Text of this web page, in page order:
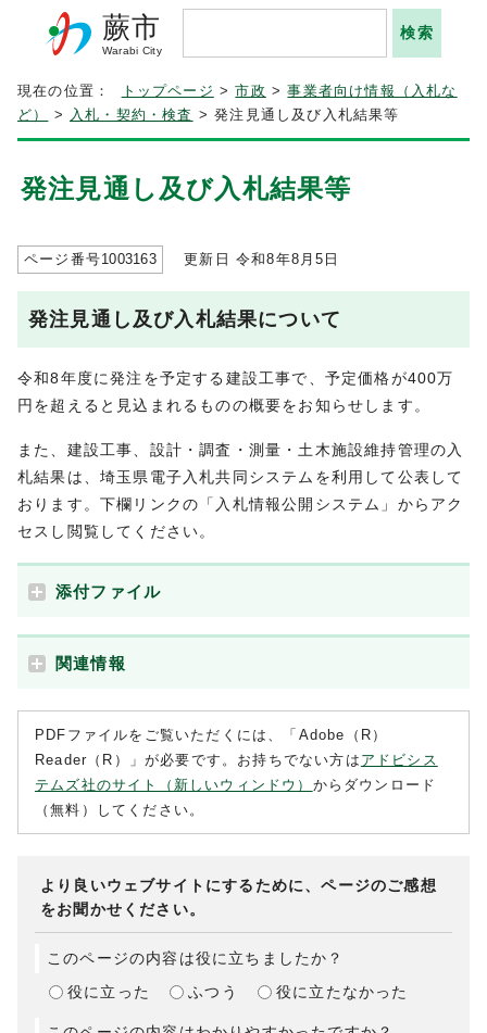
蕨市
Warabi City
現在の位置： トップページ >市政 >事業者向け情報（入札な
ど）
> 入札・契約・検査 > 発注見通し及び入札結果等
発注見通し及び入札結果等
ページ番号1003163 更新日 令和8年8月5日
発注見通し及び入札結果について
令和8年度に発注を予定する建設工事で、予定価格が400万
円を超えると見込まれるものの概要をお知らせします。
また、建設工事、設計・調査・測量・土木施設維持管理の入
札結果は、埼玉県電子入札共同システムを利用して公表して
おります。下欄リンクの「入札情報公開システム」からアク
セスし閲覧してください。
添付ファイル
関連情報
PDFファイルをご覧いただくには、「Adobe（R）
Reader（R）」が必要です。お持ちでない方は アドビシス
テムズ社のサイト（新しいウィンドウ） からダウンロード
（無料）してください。
より良いウェブサイトにするために、ページのご感想
をお聞かせください。
このページの内容は役に立ちましたか？
役に立った
ふつう 役に立たなかった